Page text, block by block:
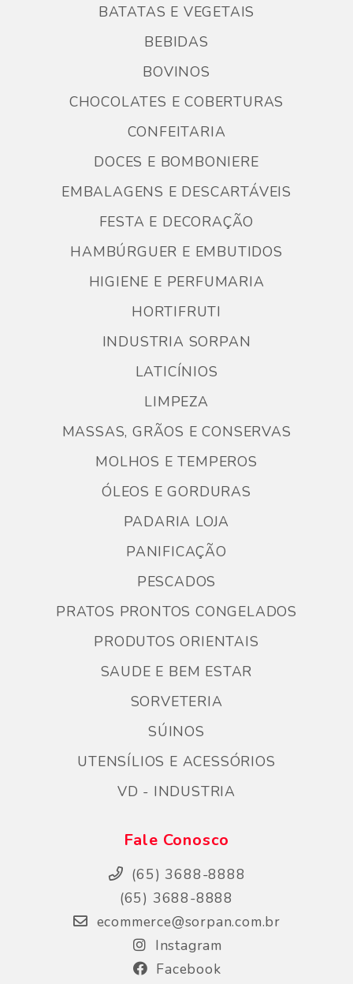
BATATAS E VEGETAIS
BEBIDAS
BOVINOS
CHOCOLATES E COBERTURAS
CONFEITARIA
DOCES E BOMBONIERE
EMBALAGENS E DESCARTÁVEIS
FESTA E DECORAÇÃO
HAMBÚRGUER E EMBUTIDOS
HIGIENE E PERFUMARIA
HORTIFRUTI
INDUSTRIA SORPAN
LATICÍNIOS
LIMPEZA
MASSAS, GRÃOS E CONSERVAS
MOLHOS E TEMPEROS
ÓLEOS E GORDURAS
PADARIA LOJA
PANIFICAÇÃO
PESCADOS
PRATOS PRONTOS CONGELADOS
PRODUTOS ORIENTAIS
SAUDE E BEM ESTAR
SORVETERIA
SÚINOS
UTENSÍLIOS E ACESSÓRIOS
VD - INDUSTRIA
Fale Conosco
(65) 3688-8888
(65) 3688-8888
ecommerce@sorpan.com.br
Instagram
Facebook